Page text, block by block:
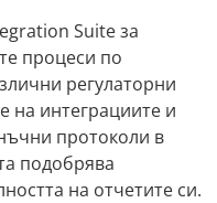
Suite за
процеси по
регулаторни
на интеграциите и
протоколи в
подобрява
на отчетите си.